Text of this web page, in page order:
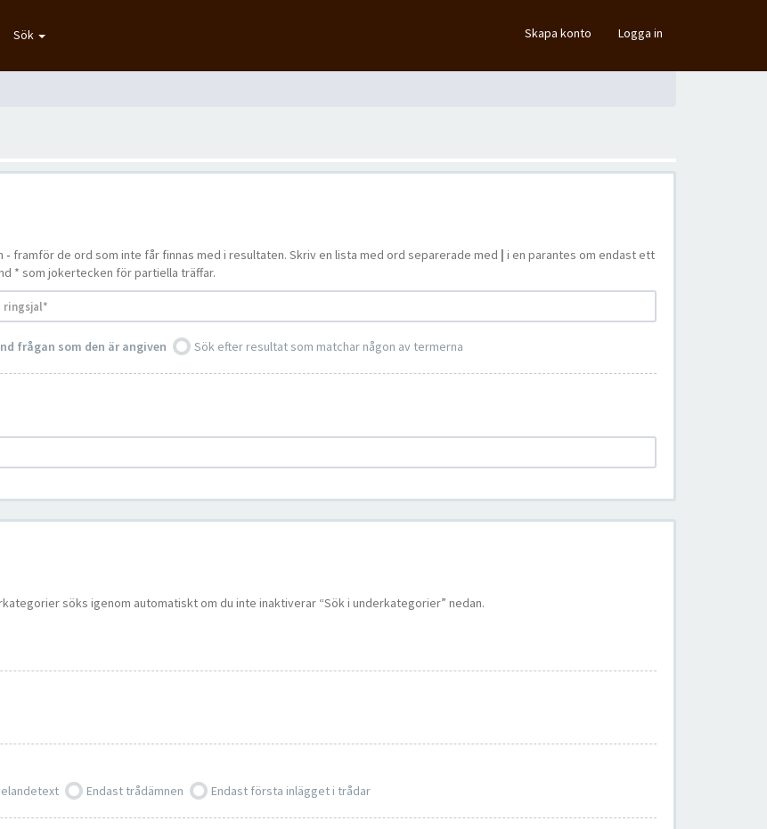
Sök Skapa konto Logga in
- framför de ord som inte får finnas med i resultaten. Skriv en lista med ord separerade med | i en parantes om endast ett
* som jokertecken för partiella träffar.
frågan som den är angiven Sök efter resultat som matchar någon av termerna
söks igenom automatiskt om du inte inaktiverar “Sök i underkategorier” nedan.
Endast trådämnen Endast första inlägget i trådar